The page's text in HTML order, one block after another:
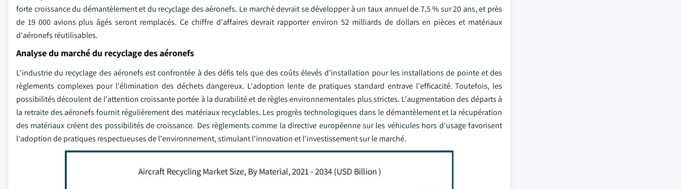
forte croissance du démantèlement et du recyclage des aéronefs. Le marché devrait se développer à un taux annuel de 7,5 % sur 20 ans, et près
de 19 000 avions plus âgés seront remplacés. Ce chiffre d'affaires devrait rapporter environ 52 milliards de dollars en pièces et matériaux
d'aéronefs réutilisables.
Analyse du marché du recyclage des aéronefs
L'industrie du recyclage des aéronefs est confrontée à des défis tels que des coûts élevés d'installation pour les installations de pointe et des
règlements complexes pour l'élimination des déchets dangereux. L'adoption lente de pratiques standard entrave l'efficacité. Toutefois, les
possibilités découlent de l'attention croissante portée à la durabilité et de règles environnementales plus strictes. L'augmentation des départs à
la retraite des aéronefs fournit régulièrement des matériaux recyclables. Les progrès technologiques dans le démantèlement et la récupération
des matériaux créent des possibilités de croissance. Des règlements comme la directive européenne sur les véhicules hors d'usage favorisent
l'adoption de pratiques respectueuses de l'environnement, stimulant l'innovation et l'investissement sur le marché.